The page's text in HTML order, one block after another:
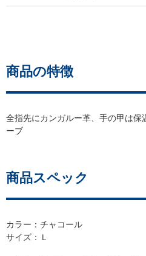
商品の特徴
全指先にカンガルー革、手の甲は保
ーブ
商品スペック
カラー：チャコール
サイズ：Ｌ